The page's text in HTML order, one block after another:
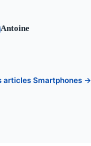
Antoine
articles Smartphones →